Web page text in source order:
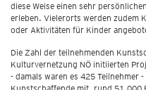
diese Weise einen sehr
erleben. Vielerorts werden zudem
oder Aktivitäten für Kinder
Die Zahl der teilnehmenden
Kulturvernetzung NÖ initiierten
- damals waren es 425